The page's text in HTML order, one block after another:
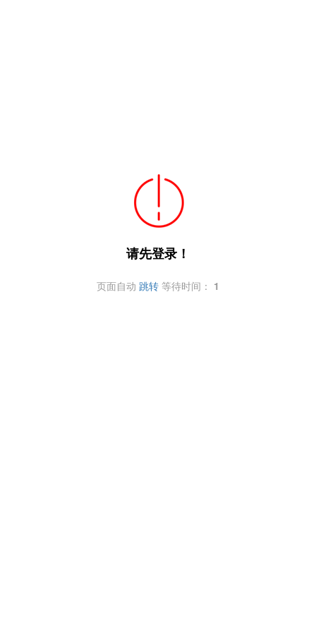
请先登录！
页面自动 跳转 等待时间： 1